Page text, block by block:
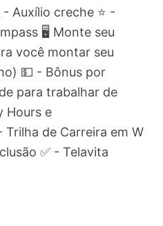
Auxílio creche ⭐ -
🖥️ Monte seu
você montar seu
💵 - Bônus por
para trabalhar de
Hours e
de Carreira em W
✅ - Telavita